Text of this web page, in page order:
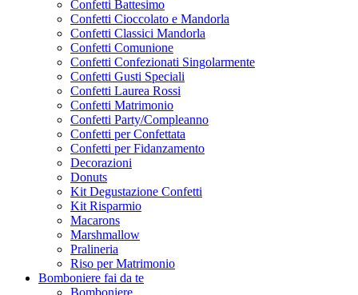
Confetti Battesimo
Confetti Cioccolato e Mandorla
Confetti Classici Mandorla
Confetti Comunione
Confetti Confezionati Singolarmente
Confetti Gusti Speciali
Confetti Laurea Rossi
Confetti Matrimonio
Confetti Party/Compleanno
Confetti per Confettata
Confetti per Fidanzamento
Decorazioni
Donuts
Kit Degustazione Confetti
Kit Risparmio
Macarons
Marshmallow
Pralineria
Riso per Matrimonio
Bomboniere fai da te
Bomboniere